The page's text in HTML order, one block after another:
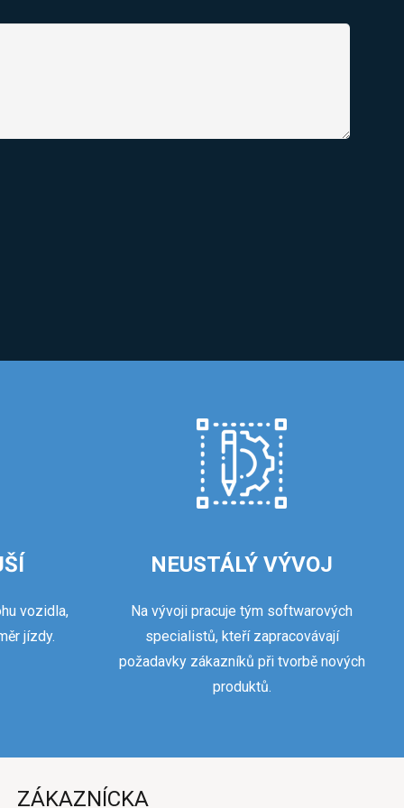
vozidla,
jízdy.
NEUSTÁLÝ VÝVOJ
Na vývoji pracuje tým softwarových
specialistů, kteří zapracovávají
požadavky zákazníků při tvorbě nových
produktů.
ZÁKAZNÍCKA